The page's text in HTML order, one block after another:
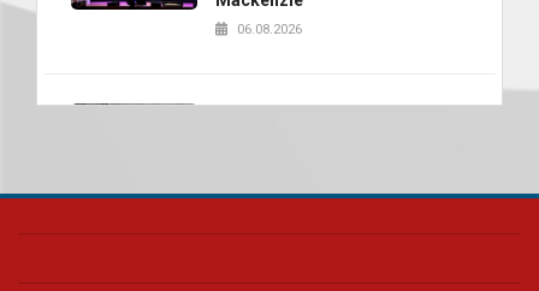
06.08.2026
realizará nova edição da Feira